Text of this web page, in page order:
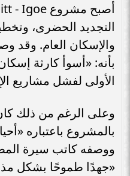
التجديد الحضرى،
والإسكان العام. وقد
بأنه: «أسوأ كارثة
الأولى لفشل مشاريع
وعلى الرغم من ذلك
بالمشروع باعتباره
ووصفه كاتب سيرة
«جهدًا طموحًا بشكل